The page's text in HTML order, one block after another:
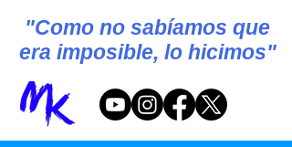
"Como no sabíamos que
era imposible, lo hicimos"